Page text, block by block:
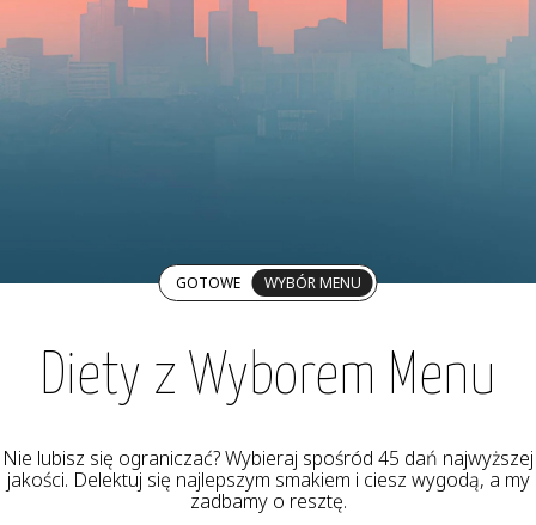
GOTOWE WYBÓR MENU
Diety z Wyborem Menu
Nie lubisz się ograniczać? Wybieraj spośród 45 dań najwyższej
jakości. Delektuj się najlepszym smakiem i ciesz wygodą, a my
zadbamy o resztę.